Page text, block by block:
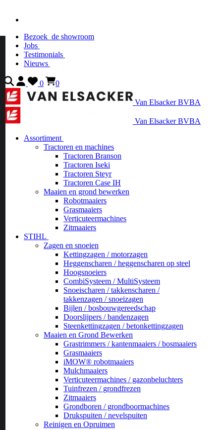
Bezoek de showroom
Jobs
Testimonials
Nieuws
0 0
Van Elsacker BVBA
Van Elsacker BVBA
Assortiment
Tractoren en machines
Tractoren Branson
Tractoren Iseki
Tractoren Steyr
Tractoren Case IH
Maaien en grond bewerken
Robotmaaiers
Grasmaaiers
Verticuteermachines
Zitmaaiers
STIHL
Zagen en snoeien
Kettingzagen / motorzagen
Heggenscharen / heggenscharen op steel
Hoogsnoeiers
CombiSysteem / MultiSysteem
Snoeischaren / takkenscharen /
takkenzagen / snoeizagen
Bijlen / bosbouwgereedschap
Doorslijpers / bandenzagen
Steenkettingzagen / betonkettingzagen
Maaien en Grond Bewerken
Grastrimmers / kantenmaaiers / bosmaaiers
Grasmaaiers
iMOW® robotmaaiers
Mulchmaaiers
Verticuteermachines / gazonbeluchters
Tuinfrezen / grondfrezen
Zitmaaiers
Grondboren / grondboormachines
Drukspuiten / nevelspuiten
Reinigen en Opruimen